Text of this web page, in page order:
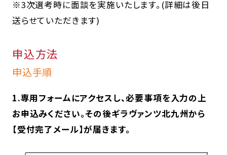
※3次選考時に面談を実施いたします。(詳細は後日
送らせていただきます)
申込方法
申込手順
1.専用フォームにアクセスし、必要事項を入力の上
お申込みください。その後ギラヴァンツ北九州から
【受付完了メール】が届きます。